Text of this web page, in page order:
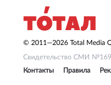
© 2011—2026 Total Media
Свидетельство СМИ
Контакты
Правила